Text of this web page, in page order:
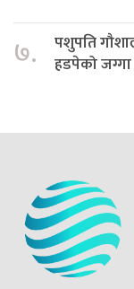
७.
पशुपति
हडपेको